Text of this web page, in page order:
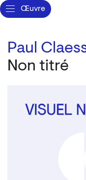
Œuvre
Paul
Non titré